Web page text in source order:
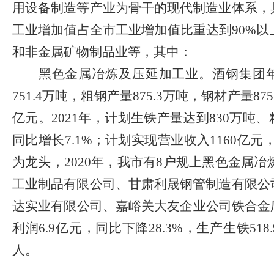
用设备制造等产业为骨干的现代制造业体系
工业增加值占全市工业增加值比重达到90%以
和非金属矿物制品业等，其中：
黑色金属冶炼及压延加工业。酒钢集团
751.4万吨，粗钢产量875.3万吨，钢材产量
亿元。 2021年，计划生铁产量达到830万吨、
同比增长7.1% ；计划实现营业收入 1160亿元
为龙头， 2020年，我市有8 户规上黑色金属冶
工业制品有限公司、甘肃利晟钢管制造有限
达实业有限公司 、嘉峪关大友企业公司铁合
利润6.9亿元，同比下降28.3% ，生产生铁
人。